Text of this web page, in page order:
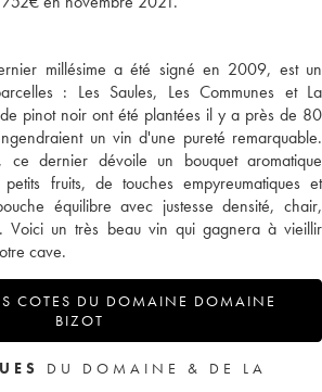
millésime a été signé en 2009, est un
: Les Saules, Les Communes et La
pinot noir ont été plantées il y a près de 80
un vin d'une pureté remarquable.
ce dernier dévoile un bouquet aromatique
fruits, de touches empyreumatiques et
équilibre avec justesse densité, chair,
Voici un très beau vin qui gagnera à vieillir
cave.
COTES DU DOMAINE DOMAINE
BIZOT
DU DOMAINE & DE LA